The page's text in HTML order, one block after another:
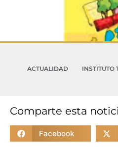
ACTUALIDAD INSTITUTO
Comparte esta
Facebook